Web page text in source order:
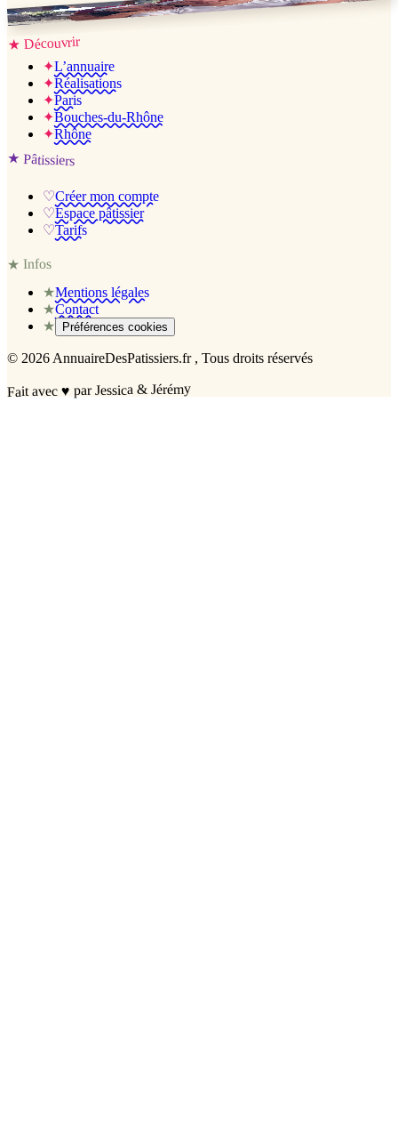
Jessica & Jérémy ♡
★ Découvrir
✦L’annuaire
✦Réalisations
✦Paris
✦Bouches-du-Rhône
✦Rhône
★ Pâtissiers
♡Créer mon compte
♡Espace pâtissier
♡Tarifs
★Infos
★Mentions légales
★Contact
★
Préférences cookies
© 2026 AnnuaireDesPatissiers.fr , Tous droits réservés
Fait avec♥ par Jessica & Jérémy